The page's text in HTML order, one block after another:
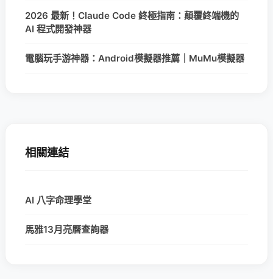
2026 最新！Claude Code 終極指南：顛覆終端機的
AI 程式開發神器
電腦玩手游神器：Android模擬器推薦｜MuMu模擬器
相關連結
AI 八字命理學堂
馬雅13月亮曆查詢器